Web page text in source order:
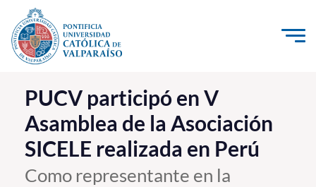
Click acá para ir directamente al contenido
La Universidad
Investigación, Creación e Innovación
PUCV Internacional
Vinculación con el Medio
PUCV participó en V
Asamblea de la Asociación
SICELE realizada en Perú
Como representante en la